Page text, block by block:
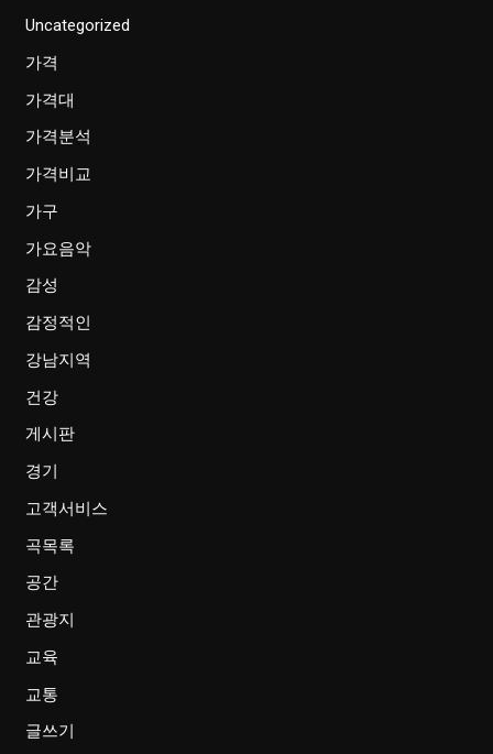
Uncategorized
가격
가격대
가격분석
가격비교
가구
가요음악
감성
감정적인
강남지역
건강
게시판
경기
고객서비스
곡목록
공간
관광지
교육
교통
글쓰기